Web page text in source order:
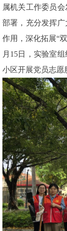
属机关工作委员
部署，充分发挥
作用，深化拓展“
月15日，实验室
小区开展党员志愿